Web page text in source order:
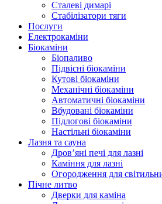
Сталеві димарі
Стабілізатори тяги
Послуги
Електрокаміни
Біокаміни
Біопаливо
Підвісні біокаміни
Кутові біокаміни
Механічні біокаміни
Автоматичні біокаміни
Вбудовані біокаміни
Підлогові біокаміни
Настільні біокаміни
Лазня та сауна
Дров’яні печі для лазні
Каміння для лазні
Огородження для
Пічне литво
Дверки для каміна